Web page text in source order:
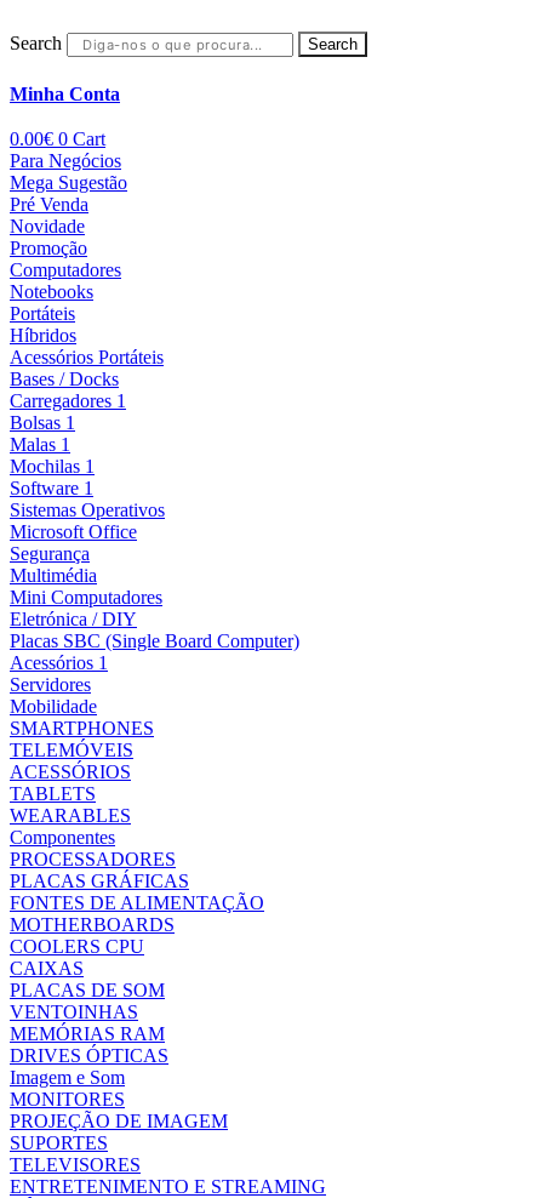
Search Search
Minha Conta
0.00€ 0 Cart
Para Negócios
Mega Sugestão
Pré Venda
Novidade
Promoção
Computadores
Notebooks
Portáteis
Híbridos
Acessórios Portáteis
Bases / Docks
Carregadores 1
Bolsas 1
Malas 1
Mochilas 1
Software 1
Sistemas Operativos
Microsoft Office
Segurança
Multimédia
Mini Computadores
Eletrónica / DIY
Placas SBC (Single Board Computer)
Acessórios 1
Servidores
Mobilidade
SMARTPHONES
TELEMÓVEIS
ACESSÓRIOS
TABLETS
WEARABLES
Componentes
PROCESSADORES
PLACAS GRÁFICAS
FONTES DE ALIMENTAÇÃO
MOTHERBOARDS
COOLERS CPU
CAIXAS
PLACAS DE SOM
VENTOINHAS
MEMÓRIAS RAM
DRIVES ÓPTICAS
Imagem e Som
MONITORES
PROJEÇÃO DE IMAGEM
SUPORTES
TELEVISORES
ENTRETENIMENTO E STREAMING